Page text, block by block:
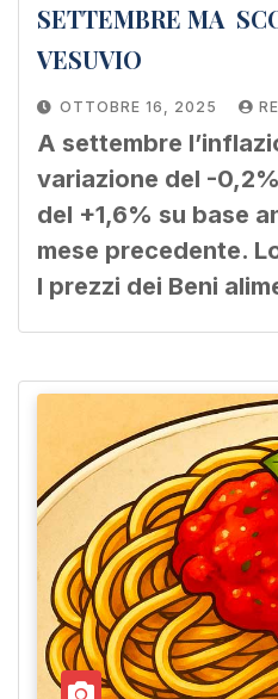
SETTEMBRE MA
VESUVIO
OTTOBRE 16, 2025
A settembre
variazione del -
del +1,6% su base
mese precedente.
I prezzi dei Beni